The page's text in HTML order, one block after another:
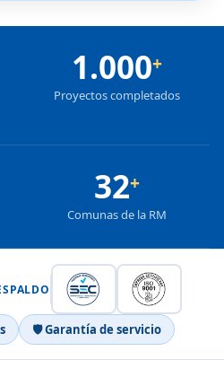
1.000+
Proyectos completados
32+
Comunas de la RM
🛡 Garantía de servicio